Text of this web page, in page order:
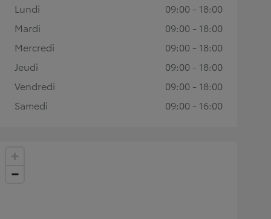
Lundi
09:00 - 18:00
Mardi
09:00 - 18:00
Mercredi
09:00 - 18:00
Jeudi
09:00 - 18:00
Vendredi
09:00 - 18:00
Samedi
09:00 - 16:00